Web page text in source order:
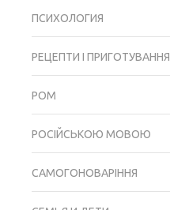
ПСИХОЛОГИЯ
РЕЦЕПТИ І ПРИГОТУВАННЯ
РОМ
РОСІЙСЬКОЮ МОВОЮ
САМОГОНОВАРІННЯ